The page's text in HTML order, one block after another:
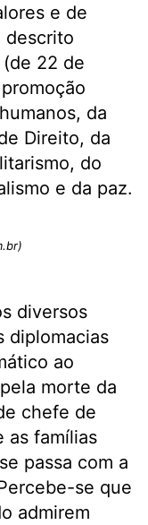
e de
descrito
(de 22 de
da
Direito, da
do
e da paz.
diversos
diplomacias
ao
morte da
chefe de
as famílias
passa com a
se que
admirem